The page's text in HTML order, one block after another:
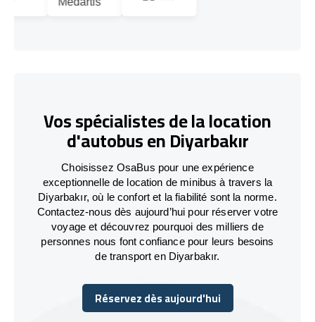
Vos spécialistes de la location
d'autobus en Diyarbakır
Choisissez OsaBus pour une expérience
exceptionnelle de location de minibus à travers la
Diyarbakır, où le confort et la fiabilité sont la norme.
Contactez-nous dès aujourd’hui pour réserver votre
voyage et découvrez pourquoi des milliers de
personnes nous font confiance pour leurs besoins
de transport en Diyarbakır.
Réservez dès aujourd'hui
Réservez dès aujourd'hui